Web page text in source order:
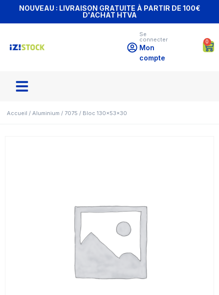
NOUVEAU : LIVRAISON GRATUITE À PARTIR DE 100€
D'ACHAT HTVA
Se
connecter
Mon
compte
0
Accueil / Aluminium / 7075 / Bloc 130x53x30